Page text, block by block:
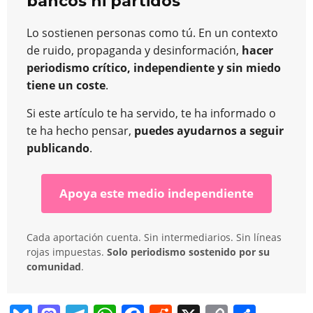
Lo sostienen personas como tú. En un contexto
de ruido, propaganda y desinformación, hacer
periodismo crítico, independiente y sin miedo
tiene un coste.
Si este artículo te ha servido, te ha informado o
te ha hecho pensar, puedes ayudarnos a seguir
publicando.
Apoya este medio independiente
Cada aportación cuenta. Sin intermediarios. Sin líneas
rojas impuestas. Solo periodismo sostenido por su
comunidad.